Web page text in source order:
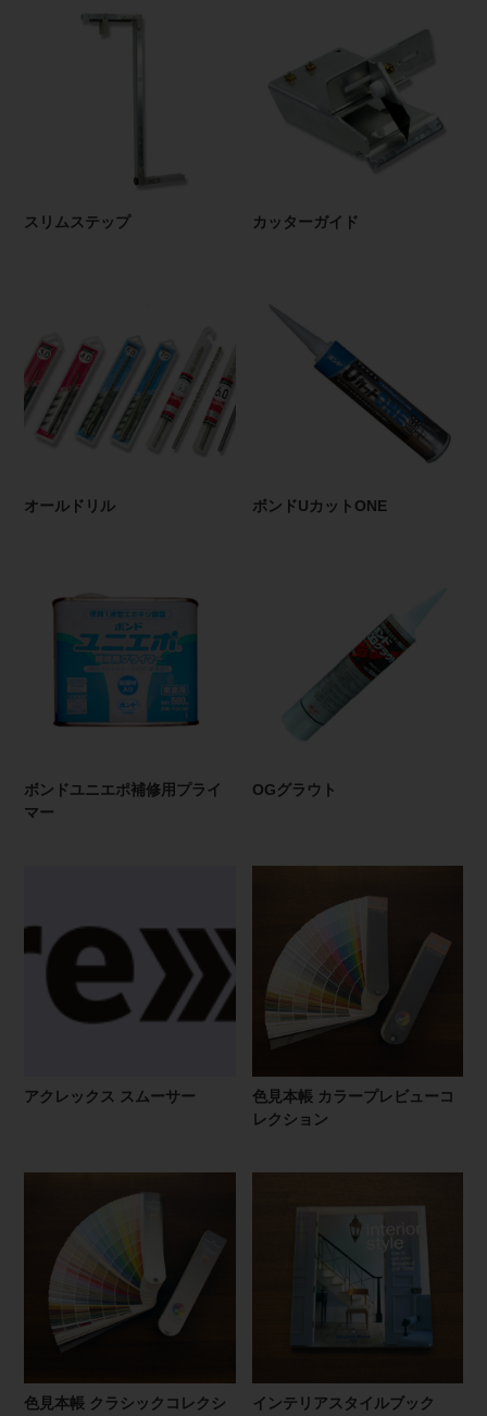
スリムステップ カッターガイド
オールドリル ボンドUカットONE
ボンドユニエポ補修用プライ
マー
OGグラウト
アクレックス スムーサー
色見本帳 カラープレビューコ
レクション
色見本帳 クラシックコレクシ
インテリアスタイルブック